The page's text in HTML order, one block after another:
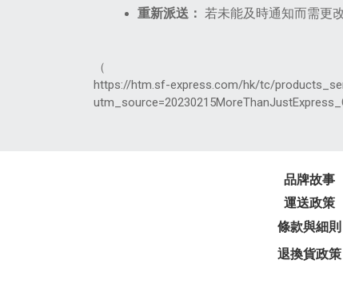
重新派送： 若未能及時通知而需更
（
https://htm.sf-express.com/hk/tc/
品牌故事
運送政策
條款與細則
退換貨政策